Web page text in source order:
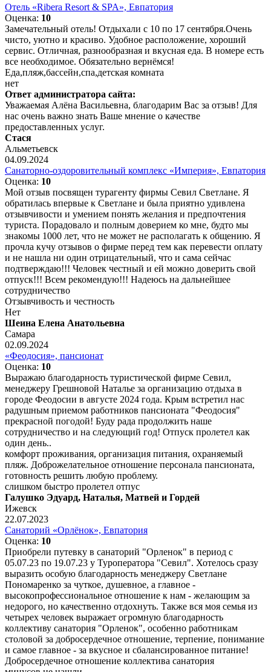
Отель «Ribera Resort & SPA», Евпатория
Оценка: 10
Замечательный отель! Отдыхали с 10 по 17 сентября.Очень
чисто, уютно и красиво. Удобное расположение, хороший
сервис. Отличная, разнообразная и вкусная еда. В номере есть
все необходимое. Обязательно вернёмся!
Еда,пляж,бассейн,спа,детская комната
нет
Ответ администратора сайта:
Уважаемая Алёна Васильевна, благодарим Вас за отзыв! Для
нас очень важно знать Ваше мнение о качестве
предоставленных услуг.
Стася
Альметьевск
04.09.2024
Санаторно-оздоровительный комплекс «Империя», Евпатория
Оценка: 10
Мой отзыв посвящен турагенту фирмы Севил Светлане. Я
обратилась впервые к Светлане и была приятно удивлена
отзывчивости и умением понять желания и предпочтения
туриста. Порадовало и полным доверием ко мне, будто мы
знакомы 1000 лет, что не может не располагать к общению. Я
прочла кучу отзывов о фирме перед тем как перевести оплату
и не нашла ни один отрицательный, что и сама сейчас
подтверждаю!!! Человек честный и ей можно доверить свой
отпуск!!! Всем рекомендую!!! Надеюсь на дальнейшее
сотрудничество
Отзывчивость и честность
Нет
Шеина Елена Анатольевна
Самара
02.09.2024
«Феодосия», пансионат
Оценка: 10
Выражаю благодарность туристической фирме Севил,
менеджеру Грешновой Наталье за организацию отдыха в
городе Феодосии в августе 2024 года. Крым встретил нас
радушным приемом работников пансионата "Феодосия"
прекрасной погодой! Буду рада продолжить наше
сотрудничество и на следующий год! Отпуск пролетел как
один день..
комфорт проживания, организация питания, охраняемый
пляж. Доброжелательное отношение персонала пансионата,
готовность решить любую проблему.
слишком быстро пролетел отпус
Галушко Эдуард, Наталья, Матвей и Гордей
Ижевск
22.07.2023
Санаторий «Орлёнок», Евпатория
Оценка: 10
Приобрели путевку в санаторий "Орленок" в период с
05.07.23 по 19.07.23 у Туроператора "Севил". Хотелось сразу
выразить особую благодарность менеджеру Светлане
Пономаренко за чуткое, душевное, а главное -
высокопрофессиональное отношение к нам - желающим за
недорого, но качественно отдохнуть. Также вся моя семья из
четырех человек выражает огромную благодарность
коллективу санатория "Орленок", особенно работникам
столовой за добросердечное отношение, терпение, понимание
и самое главное - за вкусное и сбалансированное питание!
Добросердечное отношение коллектива санатория